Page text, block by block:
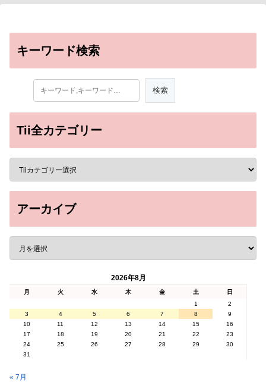
キーワード検索
Tii全カテゴリー
アーカイブ
2026年8月
月 火 水 木 金 土
日
1
2
3
4 5 6 7 8
9
10
11 12 13 14 15
16
17
18 19 20 21 22
23
24
25 26 27 28 29
30
31
« 7月